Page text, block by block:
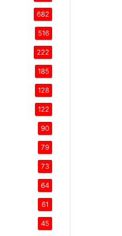
682
516
222
185
128
122
90
79
73
64
61
45